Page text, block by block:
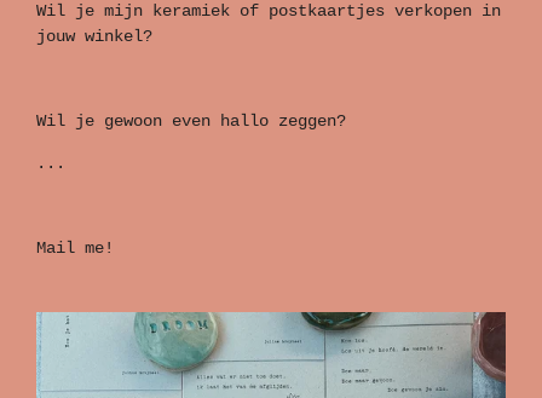
Wil je mijn keramiek of postkaartjes verkopen in
jouw winkel?
Wil je gewoon even hallo zeggen?
...
Mail me!